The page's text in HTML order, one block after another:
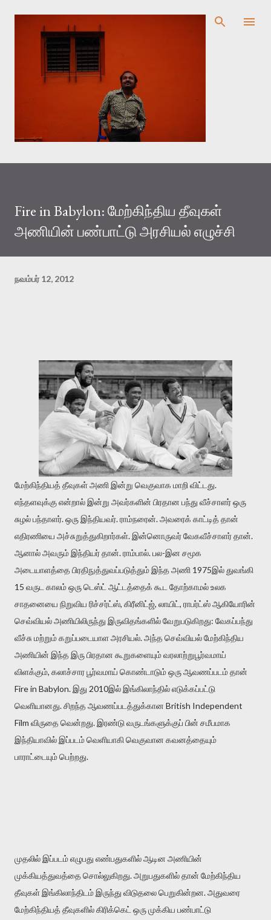
முதன்மை உள்ளடக்கத்திற்குச் செல்
Fire in Babylon: மேற்கிந்திய தீவுகள்
அணியின் பண்பாட்டு அரசியல் எழுச்சி
நவம்பர் 12, 2012
மேற்கிந்தியத் தீவுகள் அணி இன்று வெகுவாக மாறி விட்டது.
எந்தளவுக்கு என்றால் இன்று அவர்களின் பிரதான பந்து வீச்சாளர் ஒரு
சுழல் பந்தாளர். ஒரு இந்தியவர். ராம்நரைன். அவரைக் காட்டித் தான்
எதிரணியை அச்சுறுத்துகிறார்கள். இன்னொருவர் வேகவீச்சாளர் தான்.
ஆனால் அவரும் இந்தியர் தான். ராம்பால். பல-இன சமூக
அடையாளத்தை பிரதிநுத்துவப்படுத்தும் இந்த அணி 1975இல் துவங்கி
15 வருட காலம் ஒரு டெஸ்ட் ஆட்டத்தைக் கூட தோற்காமல் உலக
சாதனையை நிறுவிய ரிச்சர்ட்ஸ், கிரீனிட்ஜ், லாயிட், ராபர்ட்ஸ் ஆகியோரின்
செவ்வியல் அணியிலிருந்து இருவிதங்களில் வேறுபடுகிறது: வேகப்பந்து
வீச்சு மற்றும் கறுப்படையாள அரசியல். அந்த செவ்வியல் மேற்கிந்திய
அணியின் இந்த இரு பிரதான கூறுகளையும் வரலாற்றுபூர்வமாய்
விளக்கும், கலாச்சார பூர்வமாய் கொண்டாடும் ஒரு ஆவணப்படம் தான்
Fire in Babylon. இது 2010இல் இங்கிலாந்தில் எடுக்கப்பட்டு
வெளியானது. சிறந்த ஆவணப்படத்துக்கான British Independent
Film விருதை வென்றது. இரண்டு வருடங்களுக்குப் பின் சமீபமாக
இந்தியாவில் இப்படம் வெளியாகி வெகுவான கவனத்தையும்
பாராட்டையும் பெற்றது.
முதலில் இப்படம் எழுபது எண்பதுகளில் ஆடின அணியின்
முக்கியத்துவத்தை சொல்லுகிறது. அறுபதுகளில் தான் மேற்கிந்திய
தீவுகள் இங்கிலாந்திடம் இருந்து விடுதலை பெறுகின்றன. அதுவரை
மேற்கிந்தியத் தீவுகளில் கிரிக்கெட் ஒரு முக்கிய பண்பாட்டு